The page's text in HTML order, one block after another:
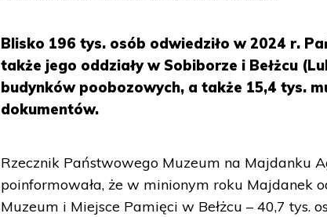
Blisko 196 tys. osób odwiedziło w 2024 r.
także jego oddziały w Sobiborze i Bełżcu
budynków poobozowych, a także 15,4 tys.
dokumentów.
Rzecznik Państwowego Muzeum na Majdanku
poinformowała, że w minionym roku Majdanek
Muzeum i Miejsce Pamięci w Bełżcu – 40,7 tys.